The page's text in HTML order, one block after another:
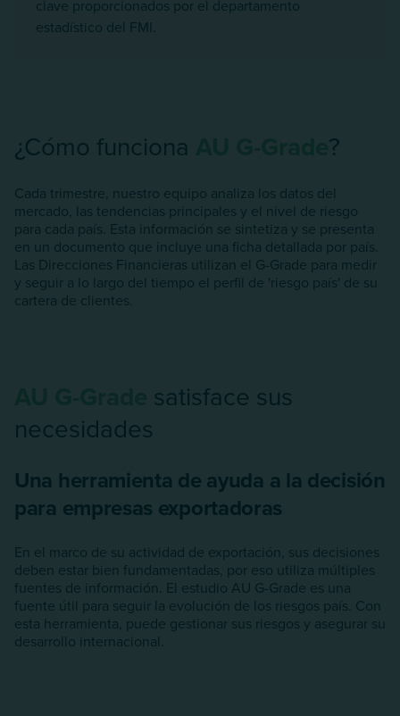
clave proporcionados por el departamento
estadístico del FMI.
¿Cómo funciona ?
Cada trimestre, nuestro equipo analiza los datos del
mercado, las tendencias principales y el nivel de riesgo
para cada país. Esta información se sintetiza y se presenta
en un documento que incluye una ficha detallada por país.
Las Direcciones Financieras utilizan el G-Grade para medir
y seguir a lo largo del tiempo el perfil de 'riesgo país' de su
cartera de clientes.
satisface sus
necesidades
Una herramienta de ayuda a la decisión
para empresas exportadoras
En el marco de su actividad de exportación, sus decisiones
deben estar bien fundamentadas, por eso utiliza múltiples
fuentes de información. El estudio AU G-Grade es una
fuente útil para seguir la evolución de los riesgos país. Con
esta herramienta, puede gestionar sus riesgos y asegurar su
desarrollo internacional.